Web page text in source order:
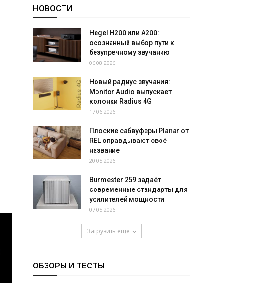
НОВОСТИ
Hegel H200 или A200:
осознанный выбор пути к
безупречному звучанию
06.08.2026
Новый радиус звучания:
Monitor Audio выпускает
колонки Radius 4G
17.06.2026
Плоские сабвуферы Planar от
REL оправдывают своё
название
20.05.2026
Burmester 259 задаёт
современные стандарты для
усилителей мощности
07.05.2026
Загрузить ещё
ОБЗОРЫ И ТЕСТЫ